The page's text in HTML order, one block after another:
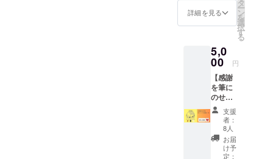
生育状
態など
で日程
する恐
れがご
ざいま
す。そ
の際は
ご連絡
の上、
日程調
整させ
ていた
だきま
すがご
整があ
ります
日決ま
り次
第、早
めにご
連絡く
ださ
い。 ※
有効期
限：
2026/8/
ますよ
うお願
程は以
下の通
りで
す。 な
お、交
通費は
自己負
担とな
りま
す。 あ
らかじ
㎝ 綿
100％
※環境に
た漂白
工程を
無くし
た無漂
白商品
ますの
で、到
着後に
保管お
願い致
しま
す。 ※
住所の
入力な
どお間
違いな
いよう
ご注意
下さ
い。 ※
詳細を見る
タ
ー
ン
を
選
択
す
る
5,0
00 円
【感謝
を筆に
のせて
♡】 ▼
リター
ン内容
・感謝
の気持
ちを込
支援
者：
8人
お届
け予
定：